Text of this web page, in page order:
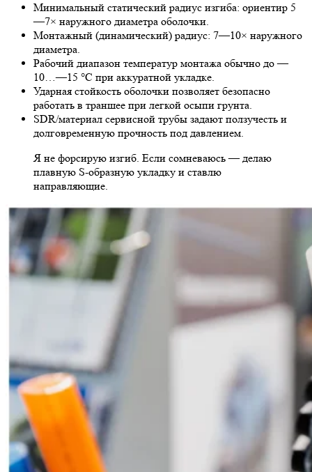
Минимальный статический радиус изгиба: ориентир 5
—7× наружного диаметра оболочки.
Монтажный (динамический) радиус: 7—10× наружного
диаметра.
Рабочий диапазон температур монтажа обычно до —
10…—15 °C при аккуратной укладке.
Ударная стойкость оболочки позволяет безопасно
работать в траншее при легкой осыпи грунта.
SDR/материал сервисной трубы задают ползучесть и
долговременную прочность под давлением.
Я не форсирую изгиб. Если сомневаюсь — делаю
плавную S-образную укладку и ставлю
направляющие.